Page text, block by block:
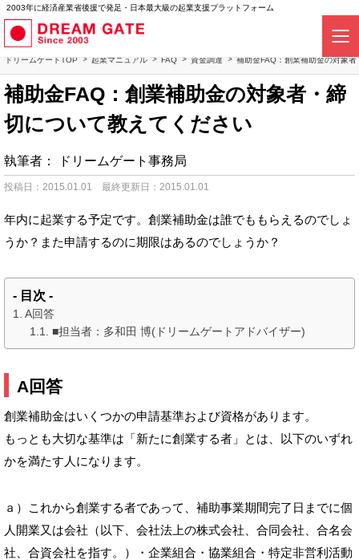
2003年に経済産業省後援で発足・日本最大級の起業支援プラットフォーム
ドリームゲートTOP 起業マニュアル FAQ 資金調達 補助金FAQ：創業補助金の対象
補助金FAQ：創業補助金の対象者・締
切について教えてください
執筆者： ドリームゲート事務局
投稿日：2015.01.01 最終更新日：2015.01.01
年内に起業する予定です。創業補助金は誰でももらえるのでしょ
うか？また申請するのに期限はあるのでしょうか？
- 目次 -
A回答
■担当者：多和田 博(ドリームゲートアドバイザー)
A 回答
創業補助金はいくつかの申請基準および資格があります。
もっとも大切な基準は「新たに創業する者」とは、以下のいずれ
かを満たす人になります。
ａ）これから創業する者であって、補助事業期間完了日までに個
人開業又は会社（以下、会社法上の株式会社、合同会社、合名会
社、合資会社を指す。）・企業組合・協業組合・特定非営利活動